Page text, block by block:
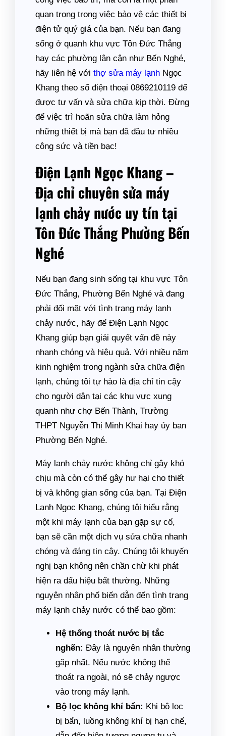
quan trọng trong việc bảo vệ các thiết bị
điện tử quý giá của bạn. Nếu bạn đang
sống ở quanh khu vực Tôn Đức Thắng
hay các phường lân cận như Bến Nghé,
hãy liên hệ với thợ sửa máy lạnh Ngọc
Khang theo số điện thoại 0869210119 để
được tư vấn và sửa chữa kịp thời. Đừng
để việc trì hoãn sửa chữa làm hỏng
những thiết bị mà bạn đã đầu tư nhiều
công sức và tiền bạc!
Điện Lạnh Ngọc Khang –
Địa chỉ chuyên sửa máy
lạnh chảy nước uy tín tại
Tôn Đức Thắng Phường Bến
Nghé
Nếu bạn đang sinh sống tại khu vực Tôn
Đức Thắng, Phường Bến Nghé và đang
phải đối mặt với tình trạng máy lạnh
chảy nước, hãy để Điện Lạnh Ngọc
Khang giúp bạn giải quyết vấn đề này
nhanh chóng và hiệu quả. Với nhiều năm
kinh nghiệm trong ngành sửa chữa điện
lạnh, chúng tôi tự hào là địa chỉ tin cậy
cho người dân tại các khu vực xung
quanh như chợ Bến Thành, Trường
THPT Nguyễn Thị Minh Khai hay ủy ban
Phường Bến Nghé.
Máy lạnh chảy nước không chỉ gây khó
chịu mà còn có thể gây hư hại cho thiết
bị và không gian sống của bạn. Tại Điện
Lạnh Ngọc Khang, chúng tôi hiểu rằng
một khi máy lạnh của bạn gặp sự cố,
bạn sẽ cần một dịch vụ sửa chữa nhanh
chóng và đáng tin cậy. Chúng tôi khuyến
nghị bạn không nên chần chừ khi phát
hiện ra dấu hiệu bất thường. Những
nguyên nhân phổ biến dẫn đến tình trạng
máy lạnh chảy nước có thể bao gồm:
Hệ thống thoát nước bị tắc
nghẽn: Đây là nguyên nhân thường
gặp nhất. Nếu nước không thể
thoát ra ngoài, nó sẽ chảy ngược
vào trong máy lạnh.
Bộ lọc không khí bẩn: Khi bộ lọc
bị bẩn, luồng không khí bị hạn chế,